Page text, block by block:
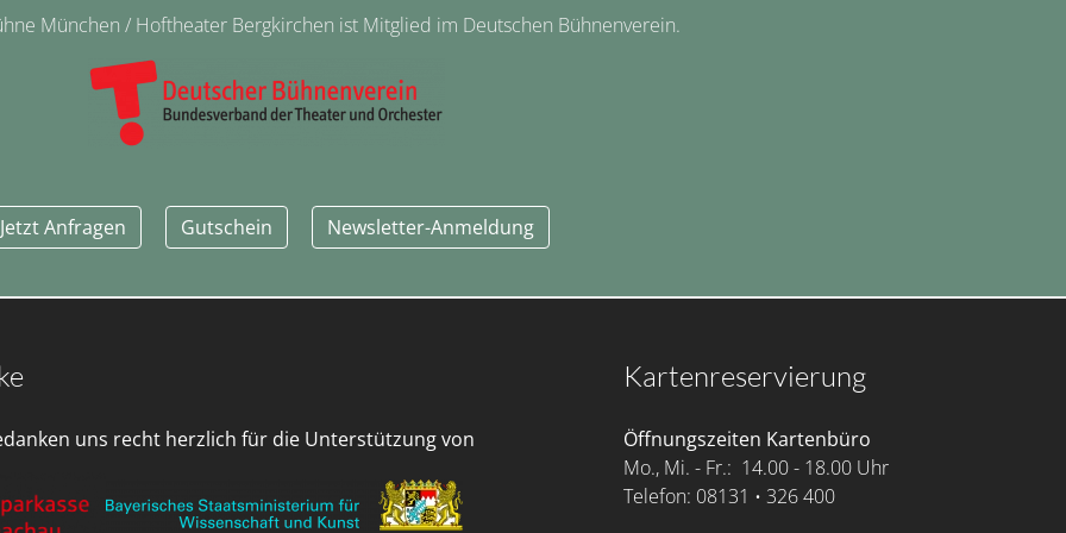
München / Hoftheater Bergkirchen ist Mitglied im Deutschen Bühnenverein.
Jetzt Anfragen Gutschein Newsletter-Anmeldung
uns recht herzlich für die Unterstützung von
Kartenreservierung
Öffnungszeiten Kartenbüro
Mo., Mi. - Fr.: 14.00 - 18.00 Uhr
Telefon: 08131 • 326 400